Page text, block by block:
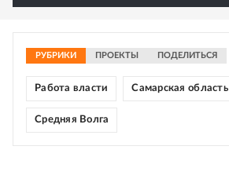
РУБРИКИ ПРОЕКТЫ ПОДЕЛИТЬСЯ
Работа власти Самарская область
Средняя Волга